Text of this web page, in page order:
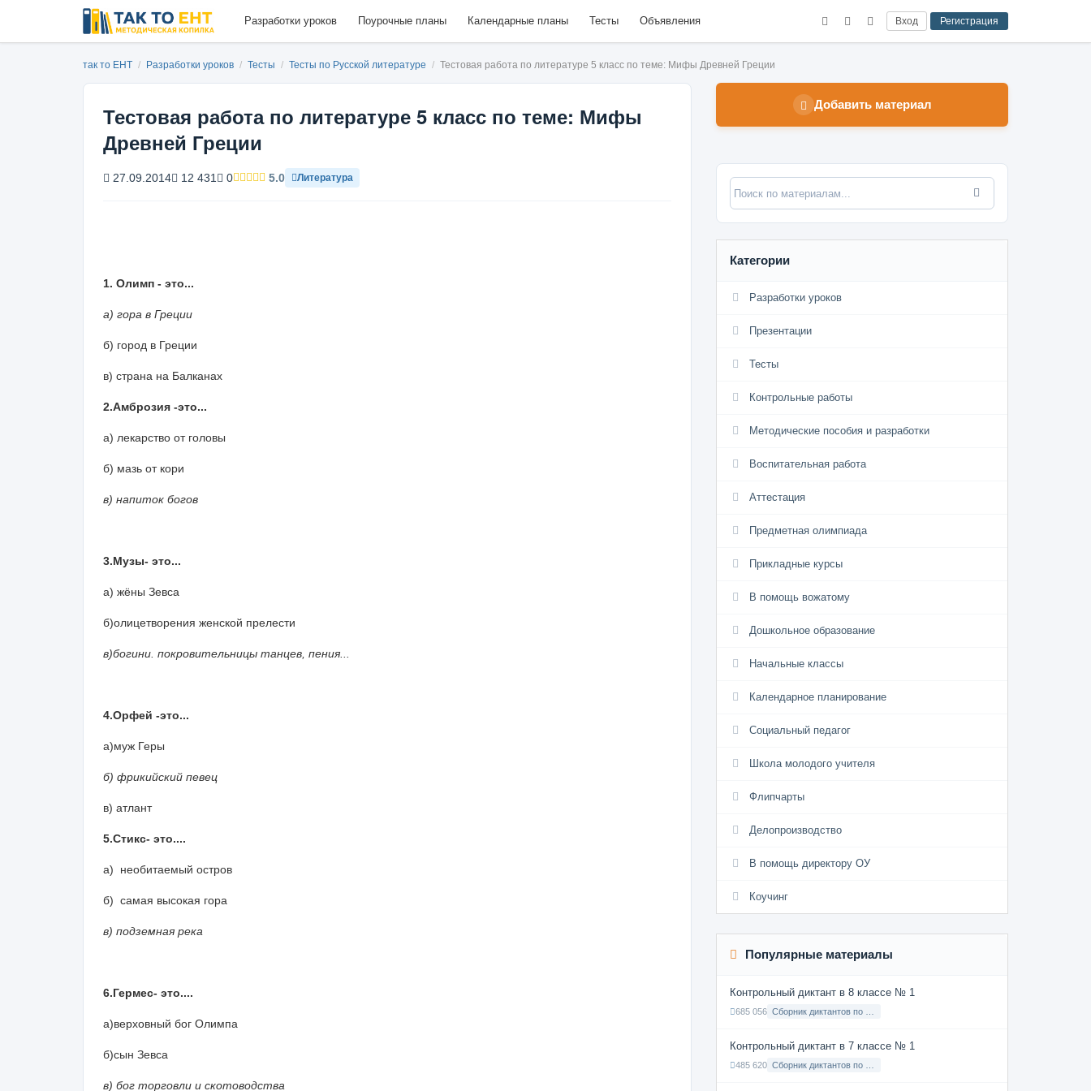
Разработки уроков Поурочные планы Календарные планы Тесты Объявления Вход Регистрация
так то ЕНТ / Разработки уроков / Тесты / Тесты по Русской литературе / Тестовая работа по литературе 5 класс по теме: Мифы Древней Греции
Тестовая работа по литературе 5 класс по теме: Мифы
Древней Греции
27.09.2014 12 431 0 5.0 Литература
1. Олимп - это...
а) гора в Греции
б) город в Греции
в) страна на Балканах
2.Амброзия -это...
а) лекарство от головы
б) мазь от кори
в) напиток богов
3.Музы- это...
а) жёны Зевса
б)олицетворения женской прелести
в)богини. покровительницы танцев, пения...
4.Орфей -это...
а)муж Геры
б) фрикийский певец
в) атлант
5.Стикс- это....
а) необитаемый остров
б) самая высокая гора
в) подземная река
6.Гермес- это....
а)верховный бог Олимпа
б)сын Зевса
в) бог торговли и скотоводства
Добавить материал
Категории
Разработки уроков
Презентации
Тесты
Контрольные работы
Методические пособия и разработки
Воспитательная работа
Аттестация
Предметная олимпиада
Прикладные курсы
В помощь вожатому
Дошкольное образование
Начальные классы
Календарное планирование
Социальный педагог
Школа молодого учителя
Флипчарты
Делопроизводство
В помощь директору ОУ
Коучинг
Популярные материалы
Контрольный диктант в 8 классе № 1
685 056
Контрольный диктант в 7 классе № 1
485 620